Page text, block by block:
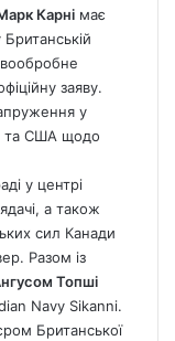
Карнімає
заяву.
у
та США щодо
у центрі
а також
сил Канади
Разом із
Топші
Navy Sikanni.
Британської